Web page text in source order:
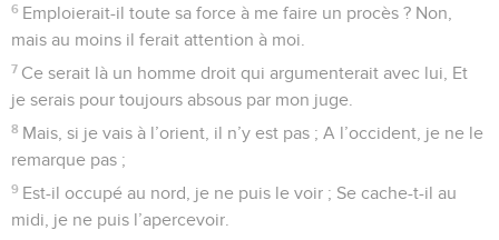
6 Emploierait-il toute sa force à me faire un procès ? Non,
mais au moins il ferait attention à moi.
7 Ce serait là un homme droit qui argumenterait avec lui, Et
je serais pour toujours absous par mon juge.
8 Mais, si je vais à l’orient, il n’y est pas ; A l’occident, je ne le
remarque pas ;
9 Est-il occupé au nord, je ne puis le voir ; Se cache-t-il au
midi, je ne puis l’apercevoir.